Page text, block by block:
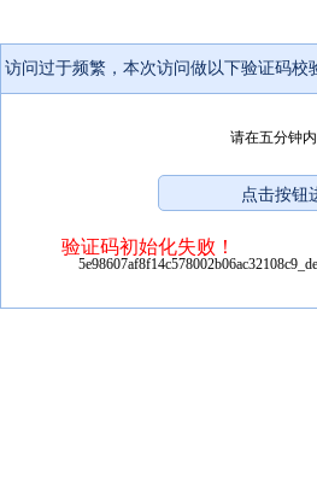
访问过于频繁，本次访问做以下验证码校
请在五分钟
验证码初始化失败！